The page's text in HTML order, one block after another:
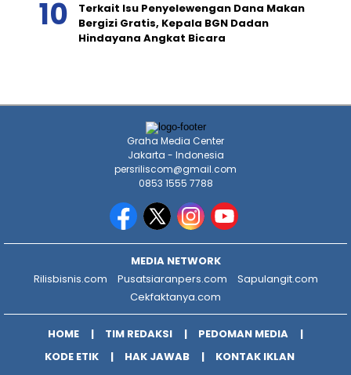
Terkait Isu Penyelewengan Dana Makan
Bergizi Gratis, Kepala BGN Dadan
Hindayana Angkat Bicara
Graha Media Center
Jakarta - Indonesia
persriliscom@gmail.com
0853 1555 7788
MEDIA NETWORK
Rilisbisnis.com
Pusatsiaranpers.com
Sapulangit.com
Cekfaktanya.com
HOME TIM REDAKSI
PEDOMAN MEDIA
KODE ETIK
HAK JAWAB KONTAK IKLAN